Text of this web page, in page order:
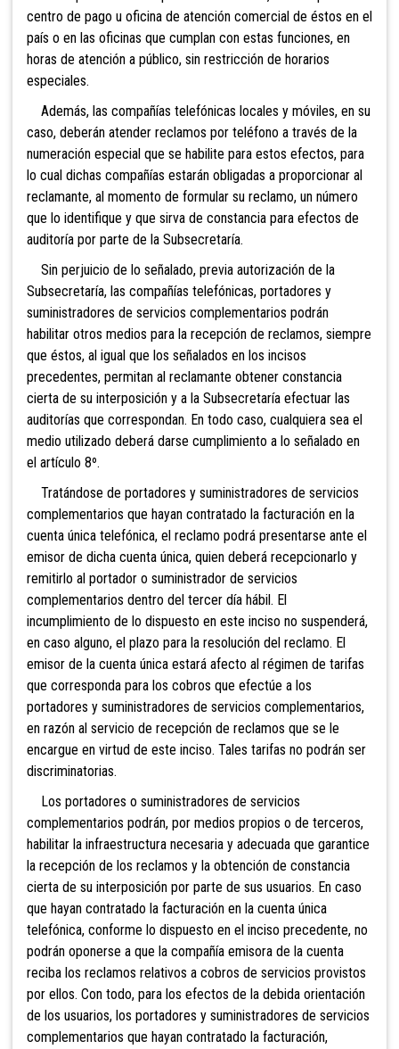
centro de pago u oficina de atención comercial de éstos en el
país o en las oficinas que cumplan con estas funciones, en
horas de atención a público, sin restricción de horarios
especiales.
Además, las compañías telefónicas locales y móviles, en su
caso, deberán atender reclamos por teléfono a través de la
numeración especial que se habilite para estos efectos, para
lo cual dichas compañías estarán obligadas a proporcionar al
reclamante, al momento de formular su reclamo, un número
que lo identifique y que sirva de constancia para efectos de
auditoría por parte de la Subsecretaría.
Sin perjuicio de lo señalado, previa autorización de la
Subsecretaría, las compañías telefónicas, portadores y
suministradores de servicios complementarios podrán
habilitar otros medios para la recepción de reclamos, siempre
que éstos, al igual que los señalados en los incisos
precedentes, permitan al reclamante obtener constancia
cierta de su interposición y a la Subsecretaría efectuar las
auditorías que correspondan. En todo caso, cualquiera sea el
medio utilizado deberá darse cumplimiento a lo señalado en
el artículo 8º.
Tratándose de portadores y suministradores de servicios
complementarios que hayan contratado la facturación en la
cuenta única telefónica, el reclamo podrá presentarse ante el
emisor de dicha cuenta única, quien deberá recepcionarlo y
remitirlo al portador o suministrador de servicios
complementarios dentro del tercer día hábil. El
incumplimiento de lo dispuesto en este inciso no suspenderá,
en caso alguno, el plazo para la resolución del reclamo. El
emisor de la cuenta única estará afecto al régimen de tarifas
que corresponda para los cobros que efectúe a los
portadores y suministradores de servicios complementarios,
en razón al servicio de recepción de reclamos que se le
encargue en virtud de este inciso. Tales tarifas no podrán ser
discriminatorias.
Los portadores o suministradores de servicios
complementarios podrán, por medios propios o de terceros,
habilitar la infraestructura necesaria y adecuada que garantice
la recepción de los reclamos y la obtención de constancia
cierta de su interposición por parte de sus usuarios. En caso
que hayan contratado la facturación en la cuenta única
telefónica, conforme lo dispuesto en el inciso precedente, no
podrán oponerse a que la compañía emisora de la cuenta
reciba los reclamos relativos a cobros de servicios provistos
por ellos. Con todo, para los efectos de la debida orientación
de los usuarios, los portadores y suministradores de servicios
complementarios que hayan contratado la facturación,